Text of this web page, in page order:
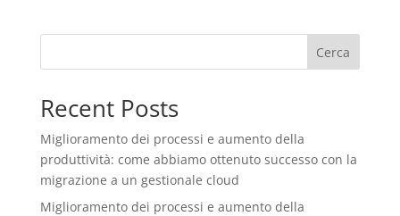
Cerca
Recent Posts
Miglioramento dei processi e aumento della
produttività: come abbiamo ottenuto successo con la
migrazione a un gestionale cloud
Miglioramento dei processi e aumento della